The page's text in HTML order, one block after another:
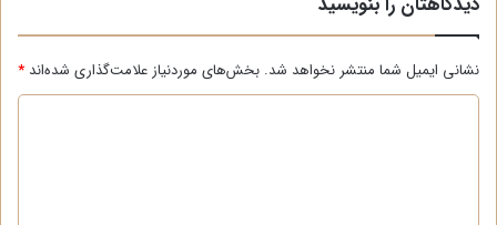
نشانی ایمیل شما منتشر نخواهد شد. بخش‌های موردنیاز علامت‌گذاری شده‌اند *